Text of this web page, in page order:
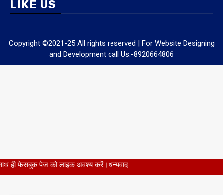
and Development call Us:-8920664806
अवश्य करें।धन्यवाद